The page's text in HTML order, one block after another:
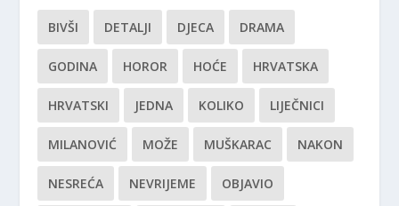
BIVŠI DETALJI DJECA DRAMA
GODINA HOROR HOĆE HRVATSKA
HRVATSKI JEDNA KOLIKO LIJEČNICI
MILANOVIĆ MOŽE MUŠKARAC NAKON
NESREĆA NEVRIJEME OBJAVIO